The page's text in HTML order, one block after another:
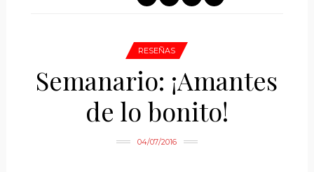
RESEÑAS
Semanario: ¡Amantes
de lo bonito!
04/07/2016